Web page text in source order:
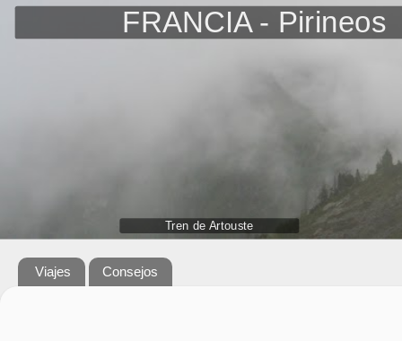
FRANCIA - Pirineos
Tren de Artouste
Viajes Consejos